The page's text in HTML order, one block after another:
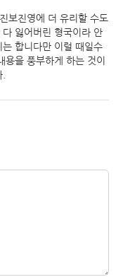
보진영에 더 유리할 수도
잃어버린 형국이라 안
합니다만 이럴 때일수
을 풍부하게 하는 것이